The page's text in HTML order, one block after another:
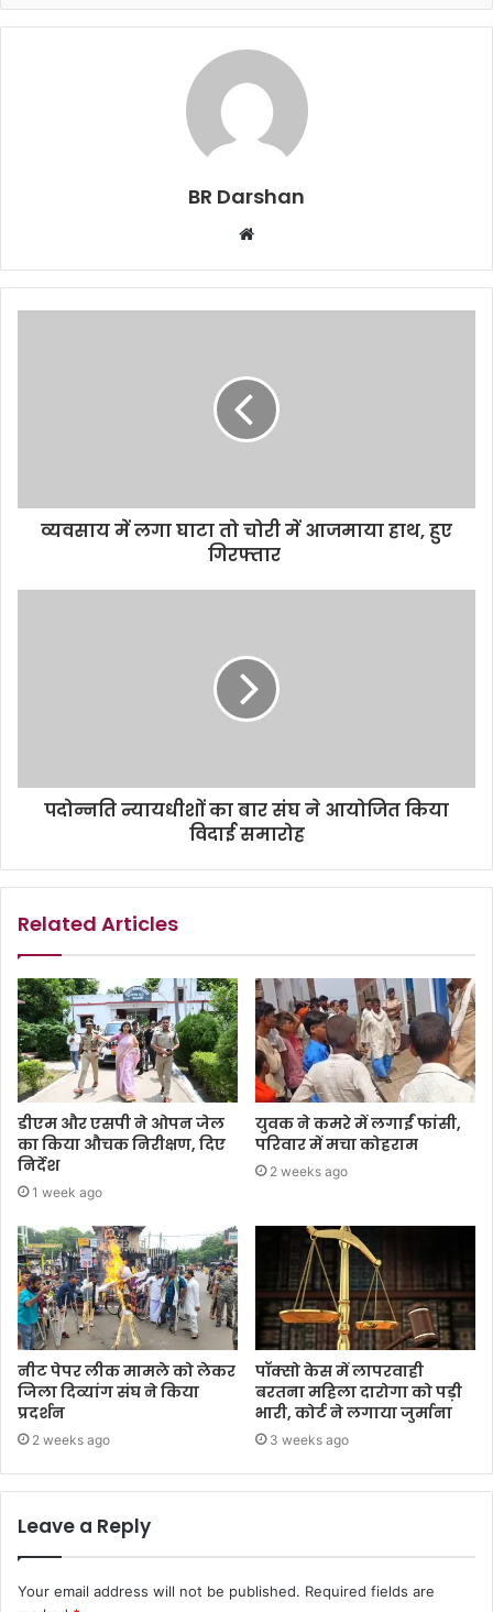
BR Darshan
b
s
e
व्यवसाय में लगा घाटा तो चोरी में आजमाया हाथ, हुए
गिरफ्तार
पदोन्नति न्यायधीशों का बार संघ ने आयोजित किया
विदाई समारोह
Related Articles
डीएम और एसपी ने ओपन जेल
का किया औचक निरीक्षण, दिए
निर्देश
1 week ago
युवक ने कमरे में लगाईं फांसी,
परिवार में मचा कोहराम
2 weeks ago
नीट पेपर लीक मामले को लेकर
जिला दिव्यांग संघ ने किया
प्रदर्शन
2 weeks ago
पॉक्सो केस में लापरवाही
बरतना महिला दारोगा को पड़ी
भारी, कोर्ट ने लगाया जुर्माना
3 weeks ago
Leave a Reply
Your email address will not be published. Required fields are